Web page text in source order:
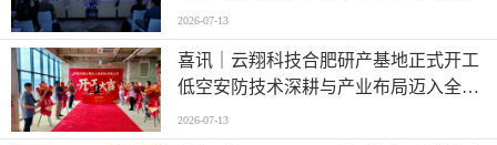
时代”
2026-07-13
喜讯｜云翔科技合肥研产基地正式开工
低空安防技术深耕与产业布局迈入全新
阶段
2026-07-13